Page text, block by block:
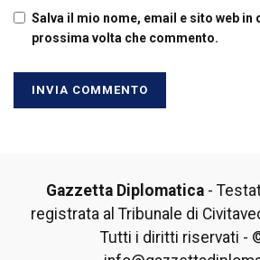
Salva il mio nome, email e sito web in
prossima volta che commento.
Gazzetta Diplomatica-
registrata al Tribunale di
Tutti i diritti riservati -